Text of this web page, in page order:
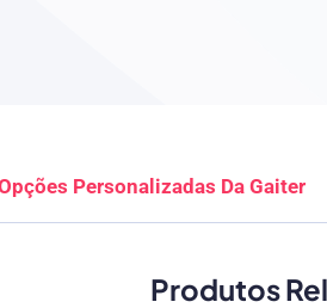
Personalizadas Da Gaiter
Produtos